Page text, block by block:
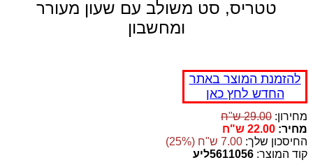
טטריס, סט משולב עם שעון מעורר
ומחשבון
להזמנת המוצר באתר
החדש לחץ כאן
מחירון: 29.00 ש"ח
מחיר: 22.00 ש"ח
החיסכון שלך: 7.00 ש"ח (25%)
קוד המוצר: 5611056ליע